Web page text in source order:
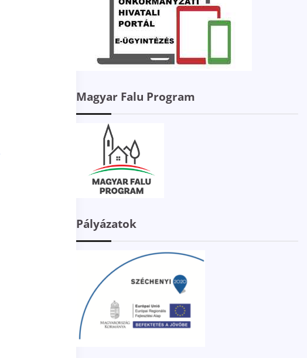
Magyar Falu Program
Pályázatok